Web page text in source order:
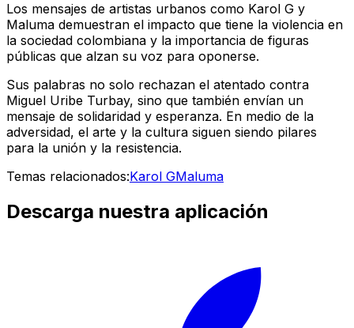
Los mensajes de artistas urbanos como Karol G y
Maluma demuestran el impacto que tiene la violencia en
la sociedad colombiana y la importancia de figuras
públicas que alzan su voz para oponerse.
Sus palabras no solo rechazan el atentado contra
Miguel Uribe Turbay, sino que también envían un
mensaje de solidaridad y esperanza. En medio de la
adversidad, el arte y la cultura siguen siendo pilares
para la unión y la resistencia.
Temas relacionados:Karol GMaluma
Descarga nuestra aplicación